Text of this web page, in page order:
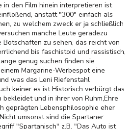
in den Film hinein interpretieren ist
anstatt "300" einfach als
zu welchem zweck er ja schließlich
manche Leute geradezu
zu sehen, das reicht von
bis faschistoid und rassistisch,
genug suchen finden sie
Margarine-Werbespot eine
was das Leni Riefenstahl
keiner es ist Historisch verbürgt das
und in ihrer von Ruhm,Ehre
geprägten Lebensphilosophie eher
umsonst sind die Spartaner
"Spartanisch" z.B. "Das Auto ist